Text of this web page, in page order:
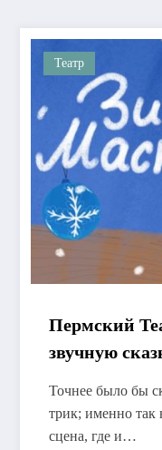
Театр
Пермский
звучную
Точнее было бы
трик; именно так
сцена, где и…